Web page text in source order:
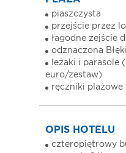
piaszczysta
przejście przez
łagodne zejście
odznaczona
leżaki i parasole
euro/zestaw)
ręczniki plażowe
OPIS HOTELU
czteropiętrowy